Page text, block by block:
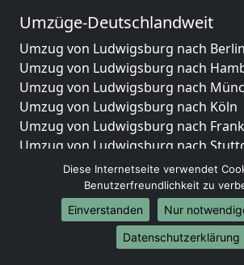
Umzüge-Deutschlandweit
Umzug von Ludwigsburg nach Berlin
Umzug von Ludwigsburg nach
Umzug von Ludwigsburg nach
Umzug von Ludwigsburg nach Köln
Umzug von Ludwigsburg nach
Umzug von Ludwigsburg nach
Umzug von Ludwigsburg nach
Umzug von Ludwigsburg nach
Umzug von Ludwigsburg nach
Umzug von Ludwigsburg nach
Umzug von Ludwigsburg nach
Diese Internetseite verwendet
Benutzerfreundlichkeit zu
Einverstanden
Nur
Datenschutzerklärung